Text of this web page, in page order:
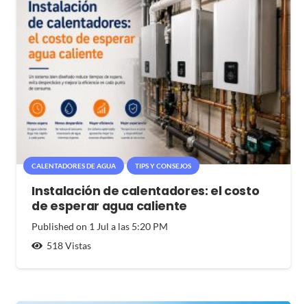
CALENTADORES DE AGUA TIPS Y CONSEJOS
Instalación de calentadores: el costo
de esperar agua caliente
Published on 1 Jul a las 5:20 PM
518Vistas